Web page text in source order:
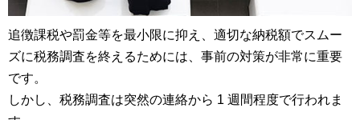
追徴課税や罰金等を最小限に抑え、適切な納税額でスムー
ズに税務調査を終えるためには、事前の対策が非常に重要
です。
しかし、税務調査は突然の連絡から 1 週間程度で行われま